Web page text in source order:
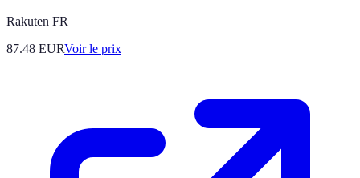
Rakuten FR
87.48 EURVoir le prix